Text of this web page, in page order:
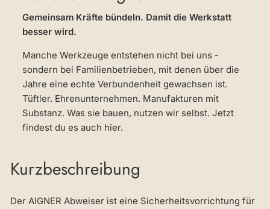
Gemeinsam Kräfte bündeln. Damit die Werkstatt
besser wird.
Manche Werkzeuge entstehen nicht bei uns -
sondern bei Familienbetrieben, mit denen über die
Jahre eine echte Verbundenheit gewachsen ist.
Tüftler. Ehrenunternehmen. Manufakturen mit
Substanz. Was sie bauen, nutzen wir selbst. Jetzt
findest du es auch hier.
Kurzbeschreibung
Der AIGNER Abweiser ist eine Sicherheitsvorrichtung für